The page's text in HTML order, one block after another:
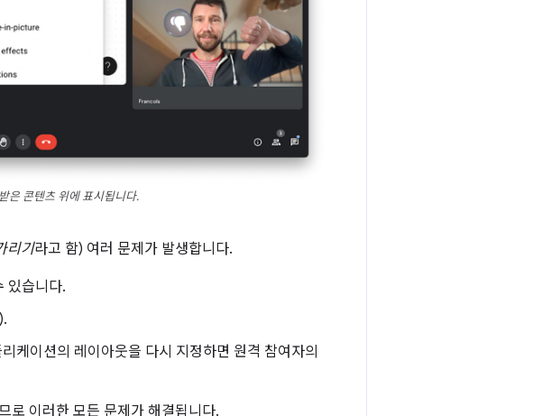
은 콘텐츠 위에 표시됩니다.
리기라고 함) 여러 문제가 발생합니다.
있습니다.
케이션의 레이아웃을 다시 지정하면 원격 참여자의
로 이러한 모든 문제가 해결됩니다.